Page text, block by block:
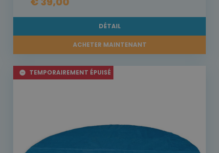
DÉTAIL
ACHETER MAINTENANT
TEMPORAIREMENT ÉPUISÉ